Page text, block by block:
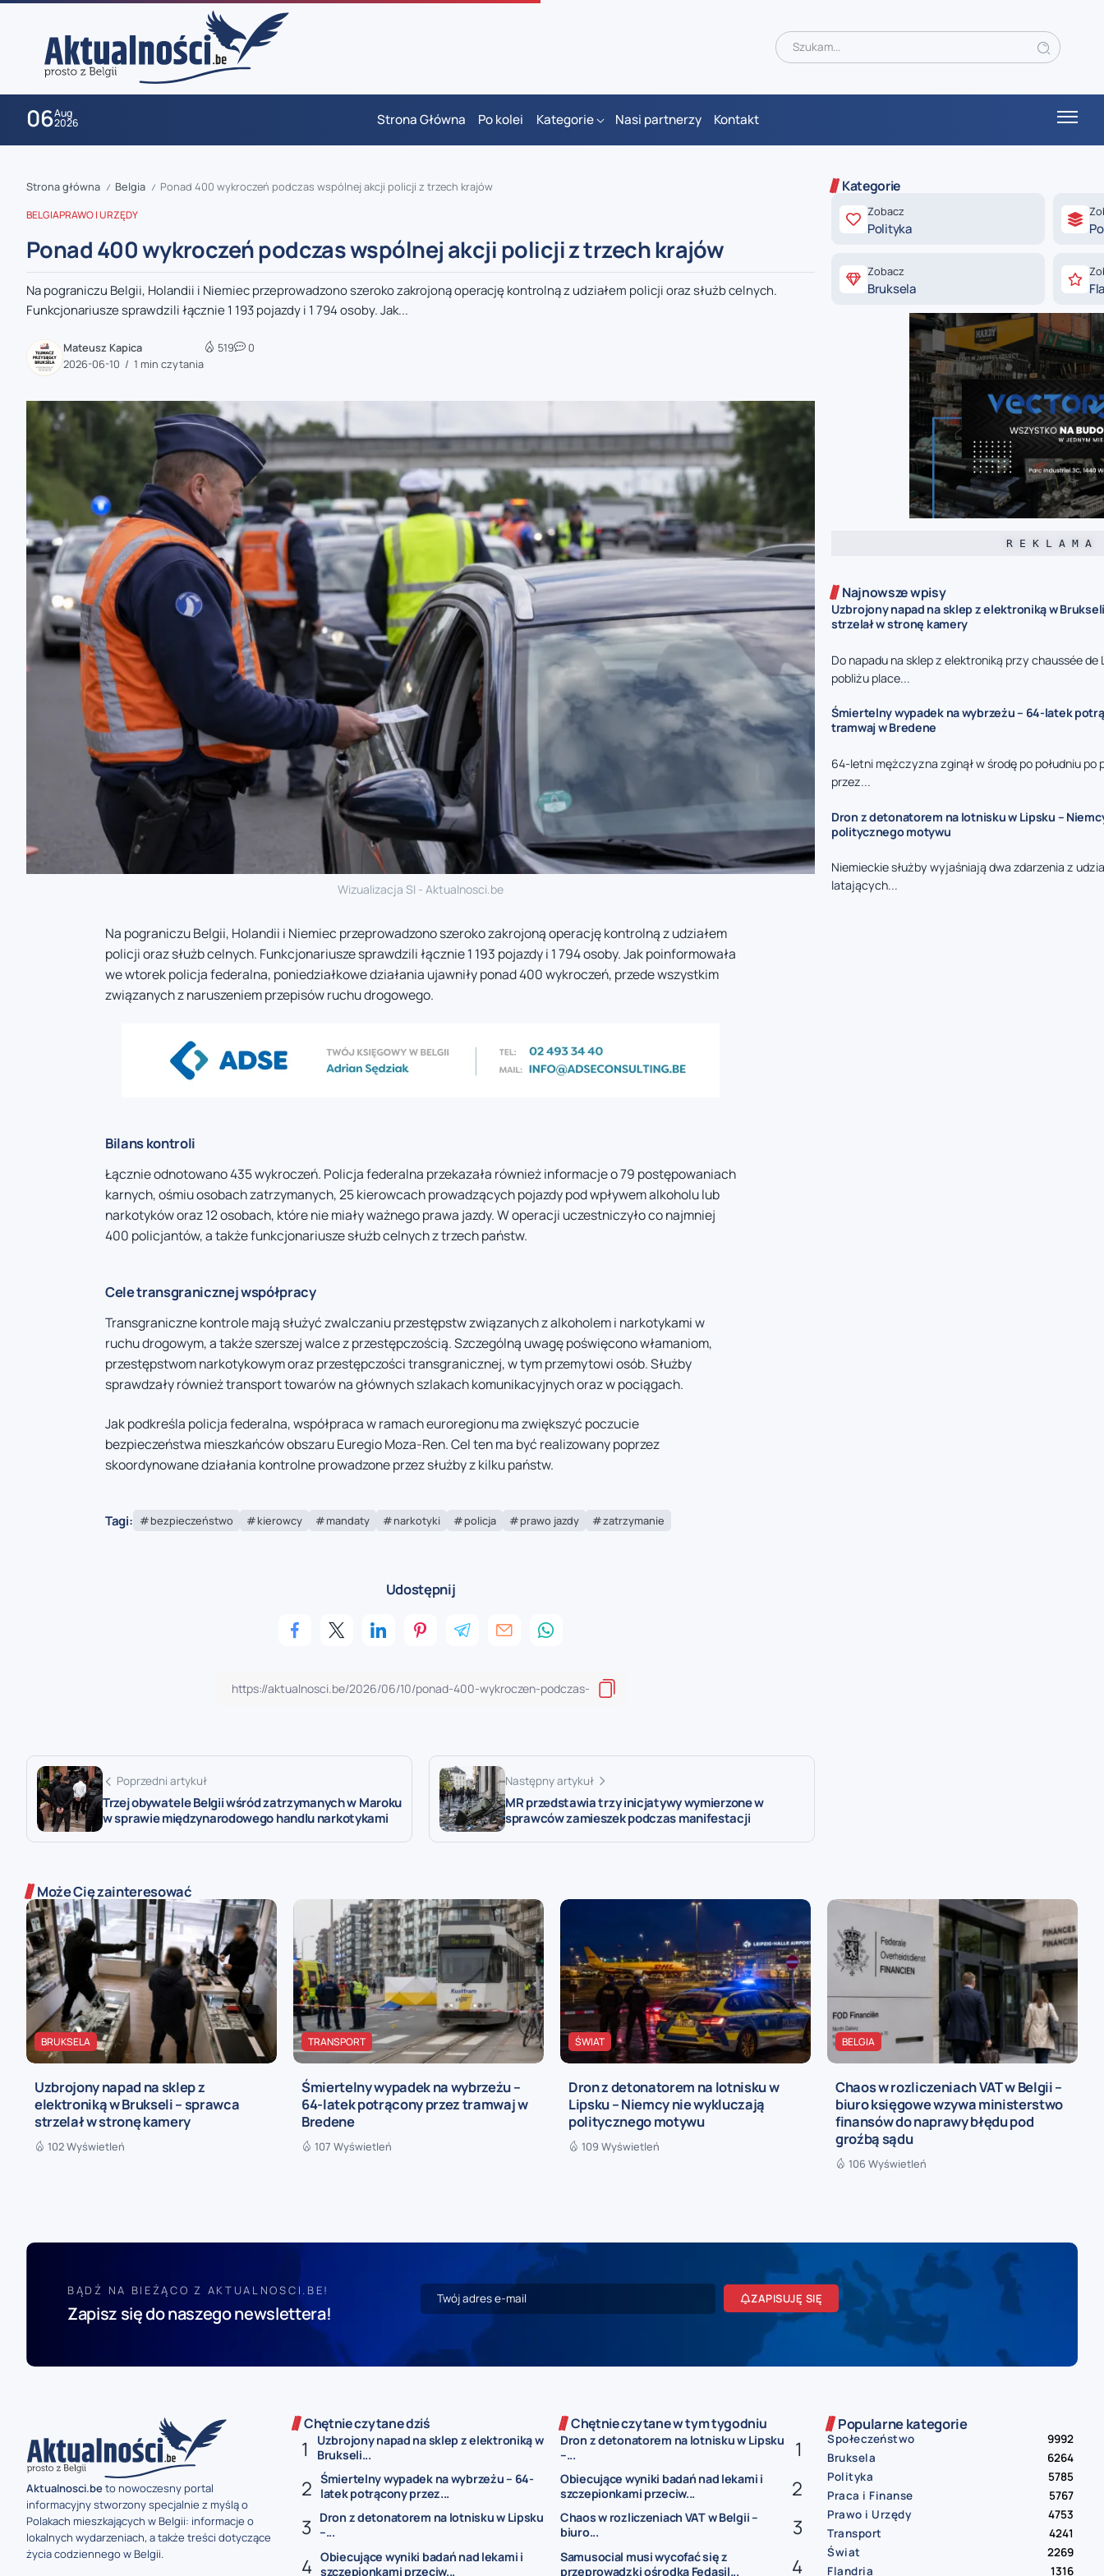
06Aug
2026 Strona Główna Po kolei Kategorie Nasi partnerzy Kontakt
zaobserwuj nas
zaobserwuj nas
zaobserwuj nas
zaobserwuj nas
zaobserwuj nas
Strona główna / Belgia / Ponad 400 wykroczeń podczas wspólnej akcji policji z trzech krajów
BELGIAPRAWO I URZĘDY
Ponad 400 wykroczeń podczas wspólnej akcji policji z trzech krajów
Na pograniczu Belgii, Holandii i Niemiec przeprowadzono szeroko zakrojoną operację kontrolną z udziałem policji oraz służb celnych.
Funkcjonariusze sprawdzili łącznie 1 193 pojazdy i 1 794 osoby. Jak...
Mateusz Kapica
2026-06-10
1 min czytania
519 0
Wizualizacja SI - Aktualnosci.be
Na pograniczu Belgii, Holandii i Niemiec przeprowadzono szeroko zakrojoną operację kontrolną z udziałem
policji oraz służb celnych. Funkcjonariusze sprawdzili łącznie 1 193 pojazdy i 1 794 osoby. Jak poinformowała
we wtorek policja federalna, poniedziałkowe działania ujawniły ponad 400 wykroczeń, przede wszystkim
związanych z naruszeniem przepisów ruchu drogowego.
Bilans kontroli
Łącznie odnotowano 435 wykroczeń. Policja federalna przekazała również informacje o 79 postępowaniach
karnych, ośmiu osobach zatrzymanych, 25 kierowcach prowadzących pojazdy pod wpływem alkoholu lub
narkotyków oraz 12 osobach, które nie miały ważnego prawa jazdy. W operacji uczestniczyło co najmniej
400 policjantów, a także funkcjonariusze służb celnych z trzech państw.
Cele transgranicznej współpracy
Transgraniczne kontrole mają służyć zwalczaniu przestępstw związanych z alkoholem i narkotykami w
ruchu drogowym, a także szerszej walce z przestępczością. Szczególną uwagę poświęcono włamaniom,
przestępstwom narkotykowym oraz przestępczości transgranicznej, w tym przemytowi osób. Służby
sprawdzały również transport towarów na głównych szlakach komunikacyjnych oraz w pociągach.
Jak podkreśla policja federalna, współpraca w ramach euroregionu ma zwiększyć poczucie
bezpieczeństwa mieszkańców obszaru Euregio Moza-Ren. Cel ten ma być realizowany poprzez
skoordynowane działania kontrolne prowadzone przez służby z kilku państw.
Tagi: bezpieczeństwo kierowcy mandaty narkotyki policja prawo jazdy zatrzymanie
Udostępnij
Poprzedni artykuł
Trzej obywatele Belgii wśród zatrzymanych w Maroku
w sprawie międzynarodowego handlu narkotykami
Następny artykuł
MR przedstawia trzy inicjatywy wymierzone w
sprawców zamieszek podczas manifestacji
Kategorie
Zobacz
Polityka
Zobacz
Bruksela
R E K L A M A
Najnowsze wpisy
Uzbrojony napad na sklep z elektroniką w
strzelał w stronę kamery
Do napadu na sklep z elektroniką przy chaussée de
pobliżu place...
Śmiertelny wypadek na wybrzeżu – 64-latek
tramwaj w Bredene
64-letni mężczyzna zginął w środę po południu po
przez...
Dron z detonatorem na lotnisku w Lipsku –
politycznego motywu
Niemieckie służby wyjaśniają dwa zdarzenia z
latających...
Może Cię zainteresować
BRUKSELA
Uzbrojony napad na sklep z
elektroniką w Brukseli – sprawca
strzelał w stronę kamery
102 Wyświetleń
TRANSPORT
Śmiertelny wypadek na wybrzeżu –
64-latek potrącony przez tramwaj w
Bredene
107 Wyświetleń
ŚWIAT
Dron z detonatorem na lotnisku w
Lipsku – Niemcy nie wykluczają
politycznego motywu
109 Wyświetleń
BELGIA
Chaos w rozliczeniach VAT w Belgii –
biuro księgowe wzywa ministerstwo
finansów do naprawy błędu pod
groźbą sądu
106 Wyświetleń
BĄDŹ NA BIEŻĄCO Z AKTUALNOSCI.BE!
Zapisz się do naszego newslettera!
ZAPISUJĘ SIĘ
Aktualnosci.beto nowoczesny portal
informacyjny stworzony specjalnie z myślą o
Polakach mieszkających w Belgii: informacje o
lokalnych wydarzeniach, a także treści dotyczące
życia codziennego w Belgii.
Chętnie czytane dziś
Uzbrojony napad na sklep z elektroniką w
Brukseli...
Śmiertelny wypadek na wybrzeżu – 64-
latek potrącony przez...
Dron z detonatorem na lotnisku w Lipsku
–...
Obiecujące wyniki badań nad lekami i
szczepionkami przeciw...
Chętnie czytane w tym tygodniu
Dron z detonatorem na lotnisku w Lipsku
–...
Obiecujące wyniki badań nad lekami i
szczepionkami przeciw...
Chaos w rozliczeniach VAT w Belgii –
biuro...
Samusocial musi wycofać się z
przeprowadzki ośrodka Fedasil...
Popularne kategorie
Społeczeństwo
9992
Bruksela
6264
Polityka
5785
Praca i Finanse
5767
Prawo i Urzędy
4753
Transport
4241
Świat
2269
Flandria
1316